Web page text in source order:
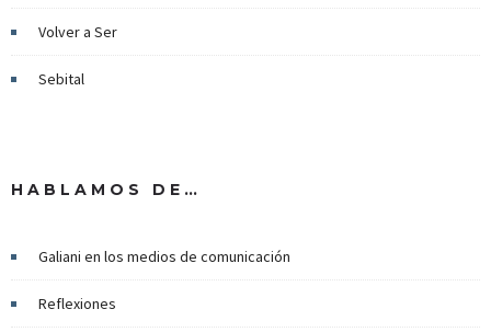
Volver a Ser
Sebital
HABLAMOS DE…
Galiani en los medios de comunicación
Reflexiones